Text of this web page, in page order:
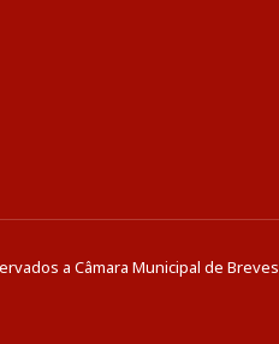
a Câmara Municipal de Breves